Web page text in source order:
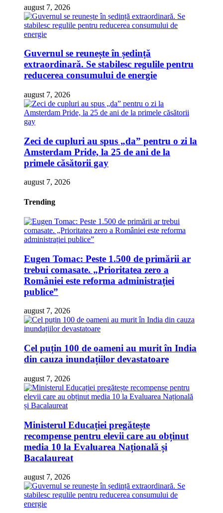
august 7, 2026
Guvernul se reunește în ședință
extraordinară. Se stabilesc regulile pentru
reducerea consumului de energie
august 7, 2026
Zeci de cupluri au spus „da” pentru o zi la
Amsterdam Pride, la 25 de ani de la
primele căsătorii gay
august 7, 2026
Trending
Eugen Tomac: Peste 1.500 de primării ar
trebui comasate. „Prioritatea zero a
României este reforma administrației
publice”
august 7, 2026
Cel puțin 100 de oameni au murit în India
din cauza inundațiilor devastatoare
august 7, 2026
Ministerul Educației pregătește
recompense pentru elevii care au obținut
media 10 la Evaluarea Națională și
Bacalaureat
august 7, 2026